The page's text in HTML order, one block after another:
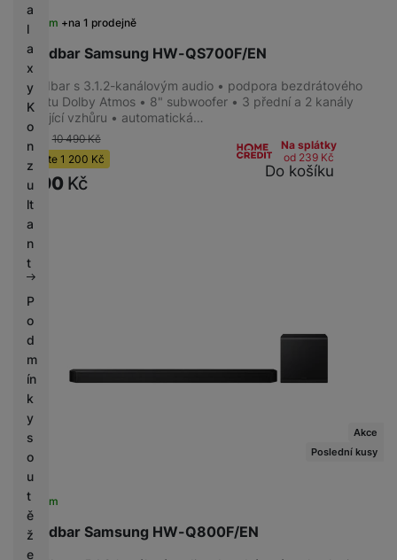
a
l
a
x
y
K
o
n
z
u
lt
a
n
t
P
o
d
m
ín
k
y
s
o
u
t
ě
ž
e
Soundbar Samsung HW-QS700F/EN
Skladem na 1 prodejně
Soundbar s 3.1.2-kanálovým audio • podpora bezdrátového
formátu Dolby Atmos • 8" subwoofer • 3 přední a 2 kanály
směřující vzhůru • automatická…
10 490Kč
Ušetříte 1 200 Kč
9 290 Kč
Na splátky
od 239 Kč
Do košíku
Soundbar Samsung HW-Q800F/EN
Skladem
Akce
Poslední kusy